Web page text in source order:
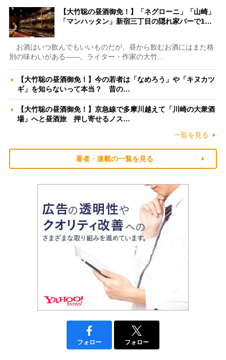
【大竹聡の昼酒御免！】「ネグローニ」「山崎」
「マンハッタン」新宿三丁目の隠れ家バーで1…
お酒はいつ飲んでもいいものだが、昼から飲むお酒にはまた格
別の味わいがある――。ライター・作家の大竹…
【大竹聡の昼酒御免！】今の若者は「なめろう」や「キヌカツ
ギ」を知らないって本当？ 昔の…
【大竹聡の昼酒御免！】京急線で多摩川越えて「川崎の大衆酒
場」へと昼酒旅 押し寄せるノス…
一覧を見る
著者・連載の一覧を見る
フォロー フォロー